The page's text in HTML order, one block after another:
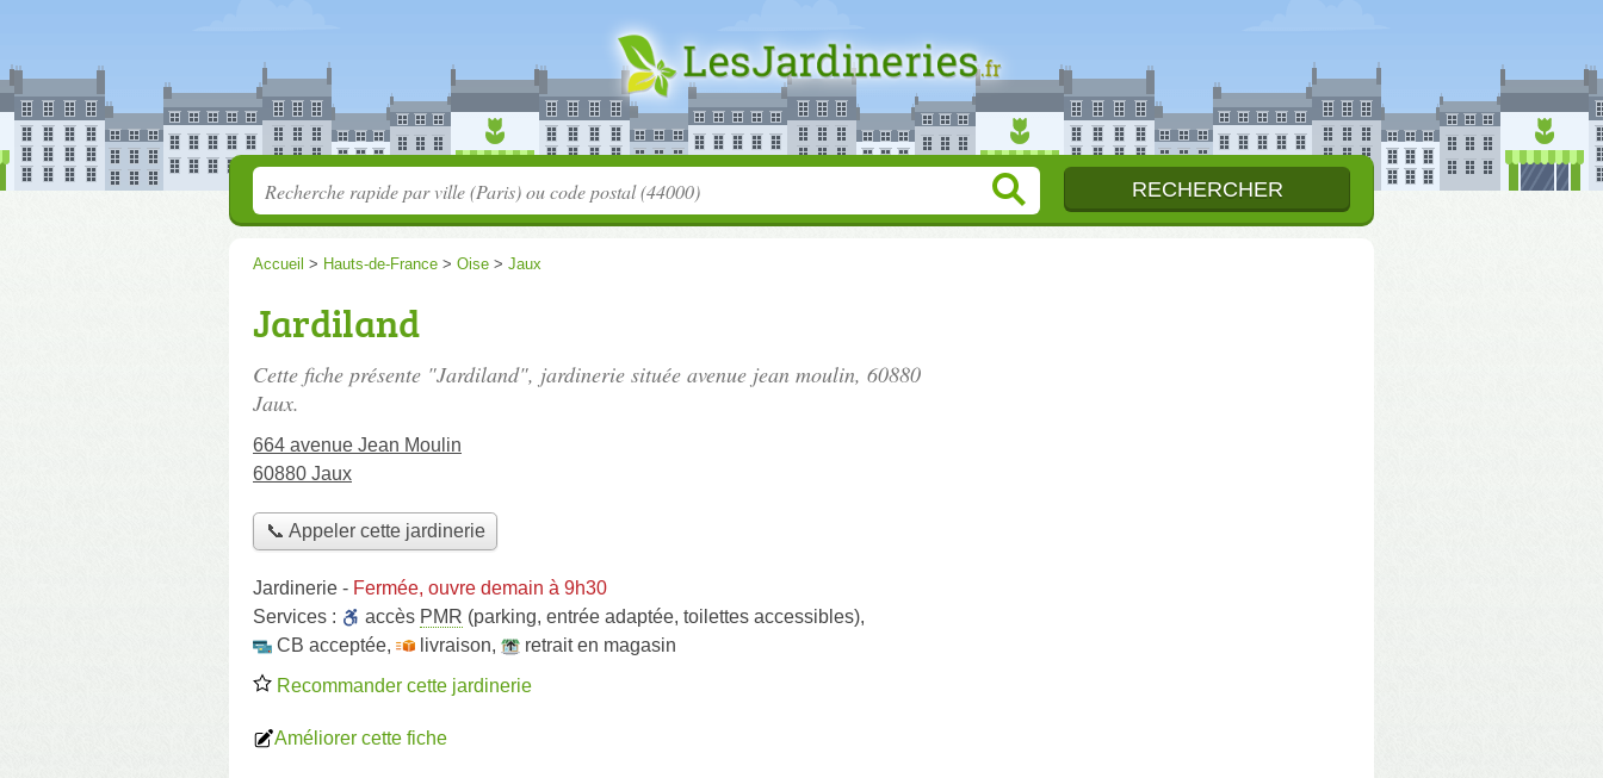
Accueil > Hauts-de-France > Oise > Jaux
Jardiland
Cette fiche présente "Jardiland", jardinerie située avenue jean moulin, 60880
Jaux.
664 avenue Jean Moulin
60880 Jaux
📞 Appeler cette jardinerie
Jardinerie - Fermée, ouvre demain à 9h30
Services :
accès PMR (parking, entrée adaptée, toilettes accessibles),
CB acceptée, livraison,
retrait en magasin
Recommander cette jardinerie
Améliorer cette fiche